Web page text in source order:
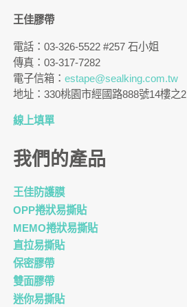
王佳膠帶
電話：03-326-5522 #257 石小姐
傳真：03-317-7282
電子信箱：estape@sealking.com.tw
地址：330桃園市經國路888號14樓之2
線上填單
我們的產品
王佳防護膜
OPP捲狀易撕貼
MEMO捲狀易撕貼
直拉易撕貼
保密膠帶
雙面膠帶
迷你易撕貼